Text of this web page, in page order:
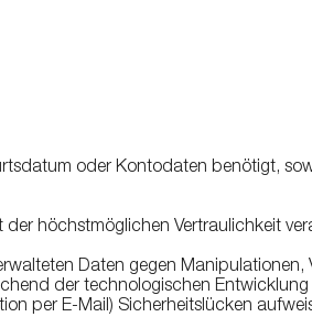
oder Kontodaten benötigt,
höchstmöglichen Vertraulichkeit
Daten gegen Manipulationen,
der technologischen
per E-Mail) Sicherheitslücken